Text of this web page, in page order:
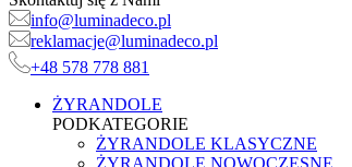
info@luminadeco.pl
reklamacje@luminadeco.pl
+48 578 778 881
ŻYRANDOLE
PODKATEGORIE
ŻYRANDOLE KLASYCZNE
ŻYRANDOLE NOWOCZESNE